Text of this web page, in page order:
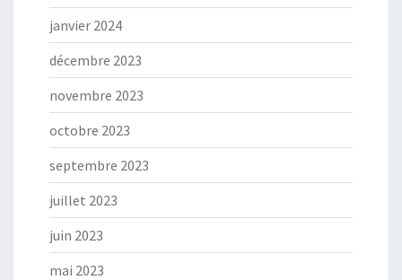
janvier 2024
décembre 2023
novembre 2023
octobre 2023
septembre 2023
juillet 2023
juin 2023
mai 2023